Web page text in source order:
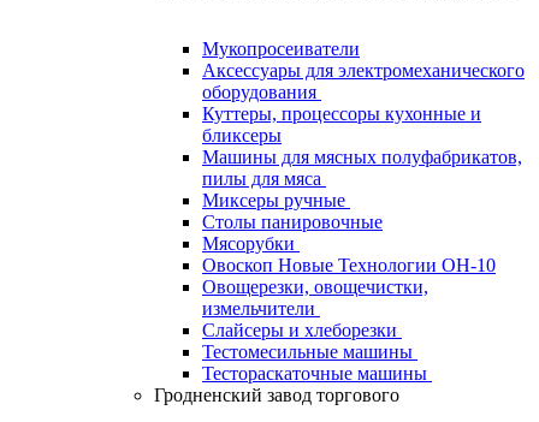
Мукопросеиватели
Аксессуары для электромеханического
оборудования
Куттеры, процессоры кухонные и
бликсеры
Машины для мясных полуфабрикатов,
пилы для мяса
Миксеры ручные
Столы панировочные
Мясорубки
Овоскоп Новые Технологии ОН-10
Овощерезки, овощечистки,
измельчители
Слайсеры и хлеборезки
Тестомесильные машины
Тестораскаточные машины
Гродненский завод торгового